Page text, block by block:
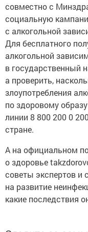
совместно с
социальную
с алкогольной
Для бесплатного
алкогольной
в государственный
а проверить,
злоупотребления
по здоровому
линии 8 800 200 0
стране.
А на официальном
о здоровье
советы экспертов и
на развитие
какие последствия